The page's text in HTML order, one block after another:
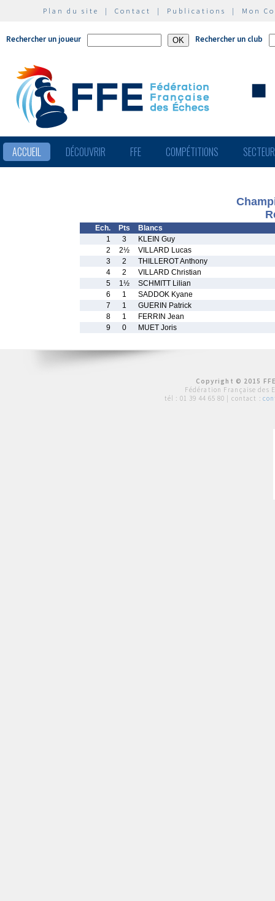
Plan du site | Contact | Publications | Mon
Rechercher un joueur Rechercher un club
ACCUEIL DÉCOUVRIR FFE COMPÉTITIONS
Ech. Pts
Blancs
1
3
KLEIN Guy
2
2½
VILLARD Lucas
3
2
THILLEROT Anthony
4
2
VILLARD Christian
5
1½
SCHMITT Lilian
6
1
SADDOK Kyane
7
1
GUERIN Patrick
8
1
FERRIN Jean
9
0 MUET Joris
Copyright © 2015
Fédération Française des
tél : 01 39 44 65 80 | contact :